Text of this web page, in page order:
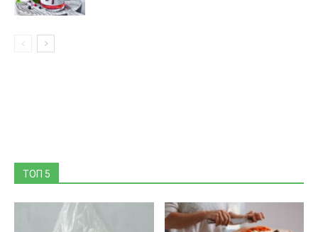
ТОП 5